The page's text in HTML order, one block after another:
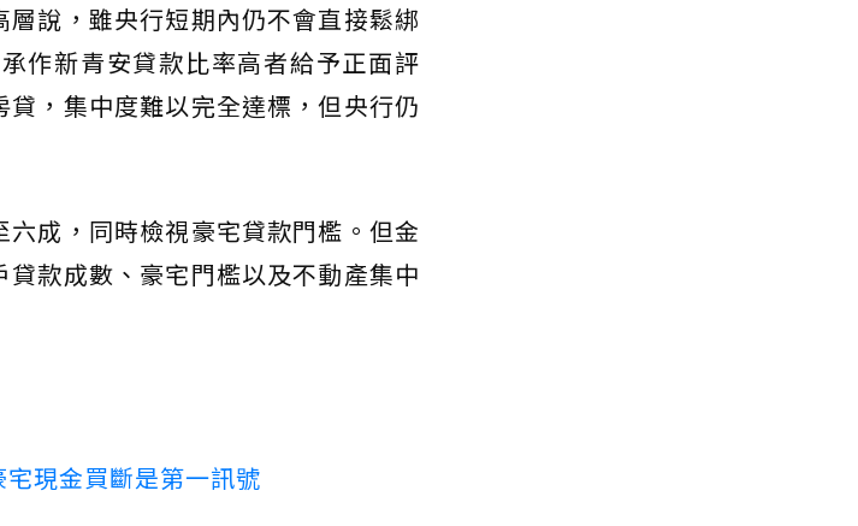
說，雖央行短期內仍不會直接鬆綁
作新青安貸款比率高者給予正面評
，集中度難以完全達標，但央行仍
成，同時檢視豪宅貸款門檻。但金
款成數、豪宅門檻以及不動產集中
現金買斷是第一訊號